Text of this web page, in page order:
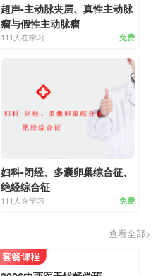
超声-主动脉夹层、真性主动脉
瘤与假性主动脉瘤
111人在学习 免费
妇科-闭经、多囊卵巢综合征、
绝经综合征
111人在学习 免费
查看全部>